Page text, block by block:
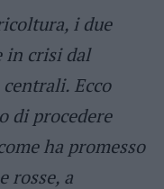
i due
in crisi dal
Ecco
di procedere
ha promesso
rosse, a